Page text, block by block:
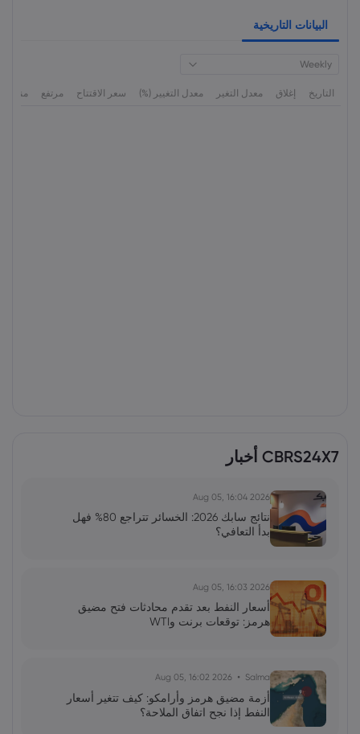
البيانات التاريخية
Weekly
التاريخ إغلاق معدل التغير معدل التغيير (%) سعر الاقتتاح مرتفع
CBRS24X7 أخبار
2026 Aug 05, 16:04
نتائج سابك 2026: الخسائر تتراجع 80% فهل
بدأ التعافي؟
2026 Aug 05, 16:03
أسعار النفط بعد تقدم محادثات فتح مضيق
هرمز: توقعات برنت وWTI
Salma
2026 Aug 05, 16:02
أزمة مضيق هرمز وأرامكو: كيف تتغير أسعار
النفط إذا نجح اتفاق الملاحة؟